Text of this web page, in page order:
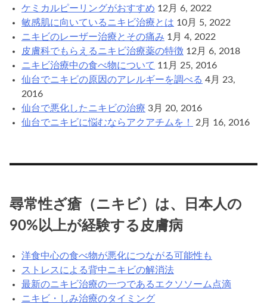
ケミカルピーリングがおすすめ 12月 6, 2022
敏感肌に向いているニキビ治療とは 10月 5, 2022
ニキビのレーザー治療とその痛み 1月 4, 2022
皮膚科でもらえるニキビ治療薬の特徴 12月 6, 2018
ニキビ治療中の食べ物について 11月 25, 2016
仙台でニキビの原因のアレルギーを調べる 4月 23,
2016
仙台で悪化したニキビの治療 3月 20, 2016
仙台でニキビに悩むならアクアチムを！
2月 16, 2016
尋常性ざ瘡（ニキビ）は、日本人の
90%以上が経験する皮膚病
洋食中心の食べ物が悪化につながる可能性も
ストレスによる背中ニキビの解消法
最新のニキビ治療の一つであるエクソソーム点滴
ニキビ・しみ治療のタイミング